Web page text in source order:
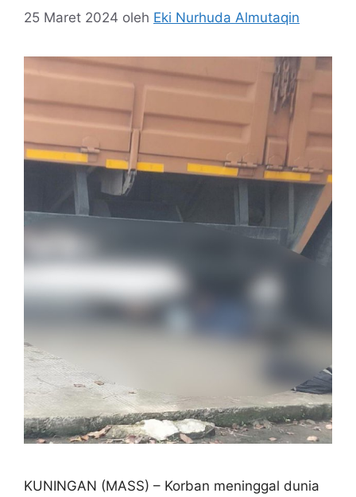
25 Maret 2024 oleh Eki Nurhuda Almutaqin
KUNINGAN (MASS) – Korban meninggal dunia